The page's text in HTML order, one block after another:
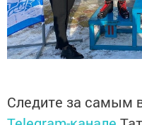
Следите за самым